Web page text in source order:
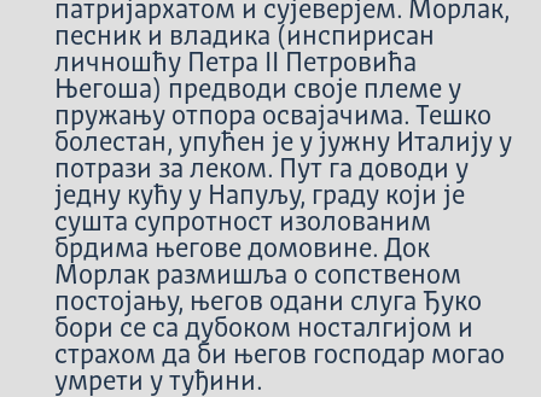
патријархатом и сујеверјем. Морлак,
песник и владика (инспирисан
личношћу Петра II Петровића
Његоша) предводи своје племе у
пружању отпора освајачима. Тешко
болестан, упућен је у јужну Италију у
потрази за леком. Пут га доводи у
једну кућу у Напуљу, граду који је
сушта супротност изолованим
брдима његове домовине. Док
Морлак размишља о сопственом
постојању, његов одани слуга Ђуко
бори се са дубоком носталгијом и
страхом да би његов господар могао
умрети у туђини.